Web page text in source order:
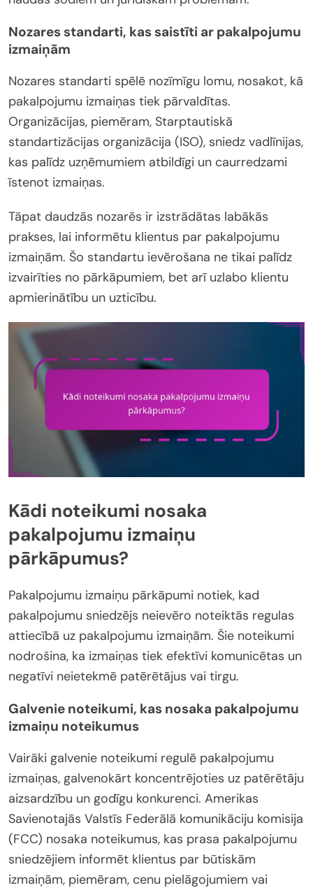
Nozares standarti, kas saistīti ar pakalpojumu
izmaiņām
Nozares standarti spēlē nozīmīgu lomu, nosakot, kā
pakalpojumu izmaiņas tiek pārvaldītas.
Organizācijas, piemēram, Starptautiskā
standartizācijas organizācija (ISO), sniedz vadlīnijas,
kas palīdz uzņēmumiem atbildīgi un caurredzami
īstenot izmaiņas.
Tāpat daudzās nozarēs ir izstrādātas labākās
prakses, lai informētu klientus par pakalpojumu
izmaiņām. Šo standartu ievērošana ne tikai palīdz
izvairīties no pārkāpumiem, bet arī uzlabo klientu
apmierinātību un uzticību.
Kādi noteikumi nosaka
pakalpojumu izmaiņu
pārkāpumus?
Pakalpojumu izmaiņu pārkāpumi notiek, kad
pakalpojumu sniedzējs neievēro noteiktās regulas
attiecībā uz pakalpojumu izmaiņām. Šie noteikumi
nodrošina, ka izmaiņas tiek efektīvi komunicētas un
negatīvi neietekmē patērētājus vai tirgu.
Galvenie noteikumi, kas nosaka pakalpojumu
izmaiņu noteikumus
Vairāki galvenie noteikumi regulē pakalpojumu
izmaiņas, galvenokārt koncentrējoties uz patērētāju
aizsardzību un godīgu konkurenci. Amerikas
Savienotajās Valstīs Federālā komunikāciju komisija
(FCC) nosaka noteikumus, kas prasa pakalpojumu
sniedzējiem informēt klientus par būtiskām
izmaiņām, piemēram, cenu pielāgojumiem vai